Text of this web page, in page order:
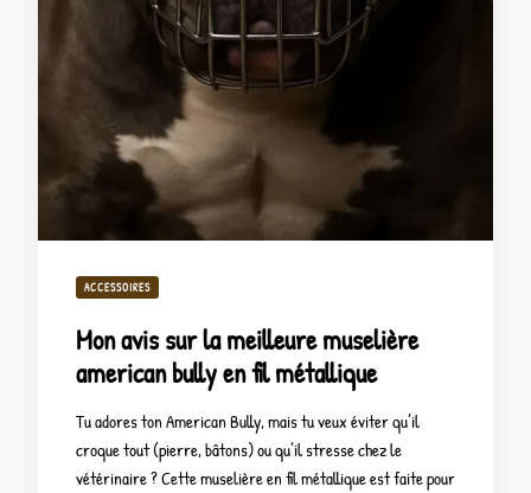
ACCESSOIRES
Mon avis sur la meilleure muselière
american bully en fil métallique
Tu adores ton American Bully, mais tu veux éviter qu’il
croque tout (pierre, bâtons) ou qu’il stresse chez le
vétérinaire ? Cette muselière en fil métallique est faite pour